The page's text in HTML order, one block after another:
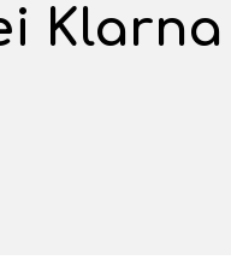
Klarna